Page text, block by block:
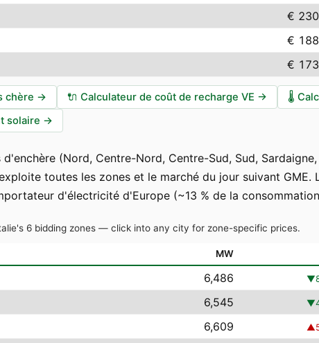
€
€
€
chère → 🔌 Calculateur de coût de recharge VE → 🌡️
solaire →
(Nord, Centre-Nord, Centre-Sud, Sud,
toutes les zones et le marché du jour suivant
d'électricité d'Europe (~13 % de la
6 bidding zones — click into any city for zone-specific prices.
MW
6,486 ▼
6,545 ▼
6,609 ▲